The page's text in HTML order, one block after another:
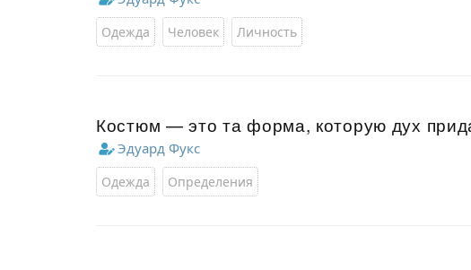
Одежда Человек Личность
Костюм — это та форма, которую дух
Эдуард Фукс
Одежда Определения